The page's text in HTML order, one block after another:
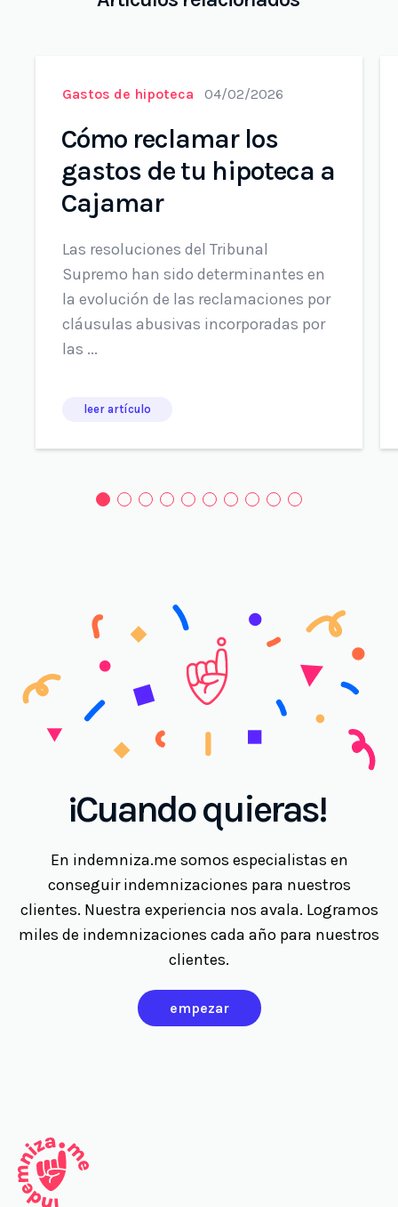
Gastos de hipoteca 04/02/2026
Cómo reclamar los
gastos de tu hipoteca a
Cajamar
Las resoluciones del Tribunal
Supremo han sido determinantes en
la evolución de las reclamaciones por
cláusulas abusivas incorporadas por
las ...
leer artículo
¡Cuando quieras!
En indemniza.me somos especialistas en
conseguir indemnizaciones para nuestros
clientes. Nuestra experiencia nos avala. Logramos
miles de indemnizaciones cada año para nuestros
clientes.
empezar